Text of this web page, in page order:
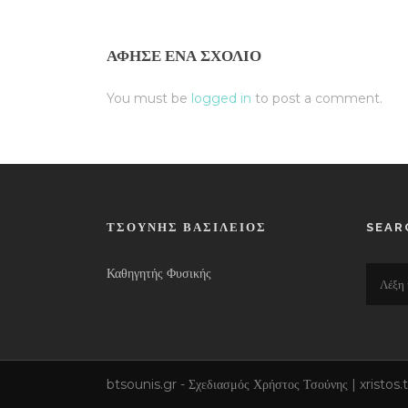
ΆΦΗΣΕ ΈΝΑ ΣΧΌΛΙΟ
You must be logged in to post a comment.
ΤΣΟΎΝΗΣ ΒΑΣΊΛΕΙΟΣ
Καθηγητής Φυσικής
btsounis.gr - Σχεδιασμός Χρήστος Τσούνης |